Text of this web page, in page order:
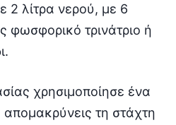
2 λίτρα νερού, με 6
φωσφορικό τρινάτριο ή
χρησιμοποίησε ένα
τη στάχτη